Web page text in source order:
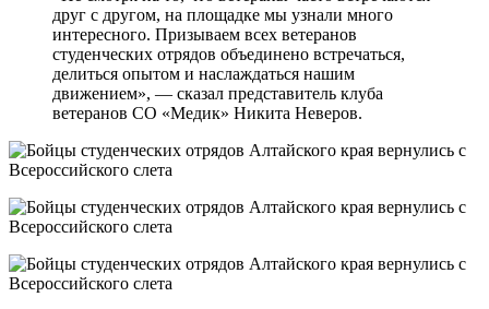
друг с другом, на площадке мы узнали много
интересного. Призываем всех ветеранов
студенческих отрядов объединено встречаться,
делиться опытом и наслаждаться нашим
движением», — сказал представитель клуба
ветеранов СО «Медик» Никита Неверов.